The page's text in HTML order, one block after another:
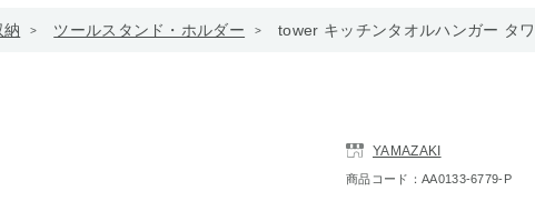
納 ツールスタンド・ホルダー tower キッチンタオルハンガー タ
YAMAZAKI
商品コード：AA0133-6779-P